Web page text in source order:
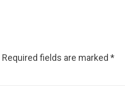
Required fields are marked *